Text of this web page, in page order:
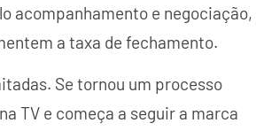
acompanhamento e negociação,
a taxa de fechamento.
Se tornou um processo
TV e começa a seguir a marca